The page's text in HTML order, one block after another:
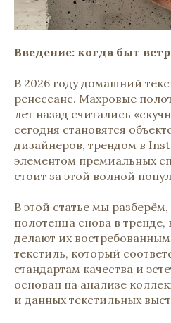
Введение: когда быт
В 2026 году домашний
ренессанс. Махровые
лет назад считались
сегодня становятся
дизайнеров, трендом в
элементом премиальных
стоит за этой волной
В этой статье мы
полотенца снова в тренде,
делают их
текстиль, который
стандартам качества и
основан на анализе
и данных текстильных